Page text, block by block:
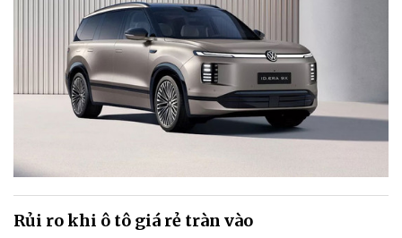
Rủi ro khi ô tô giá rẻ tràn vào